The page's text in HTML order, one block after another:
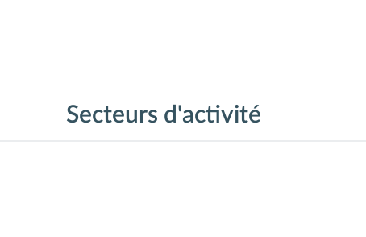
Secteurs d'activité